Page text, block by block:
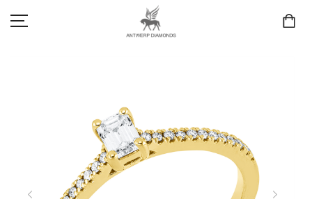
LIEBE & VERLOBUNG
ANTWERP DIAMONDS LUXURY COLLECTION